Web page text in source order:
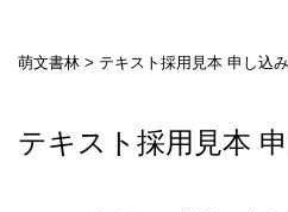
萌文書林 > テキスト採用見本 申し込
テキスト採用見本